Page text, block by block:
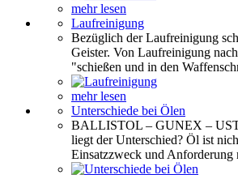
mehr lesen
Laufreinigung
Bezüglich der Laufreinigung
Geister. Von Laufreinigung
"schießen und in den
mehr lesen
Unterschiede bei Ölen
BALLISTOL – GUNEX –
liegt der Unterschied? Öl ist
Einsatzzweck und